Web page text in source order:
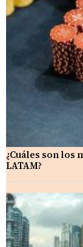
¿Cuáles son los
LATAM?